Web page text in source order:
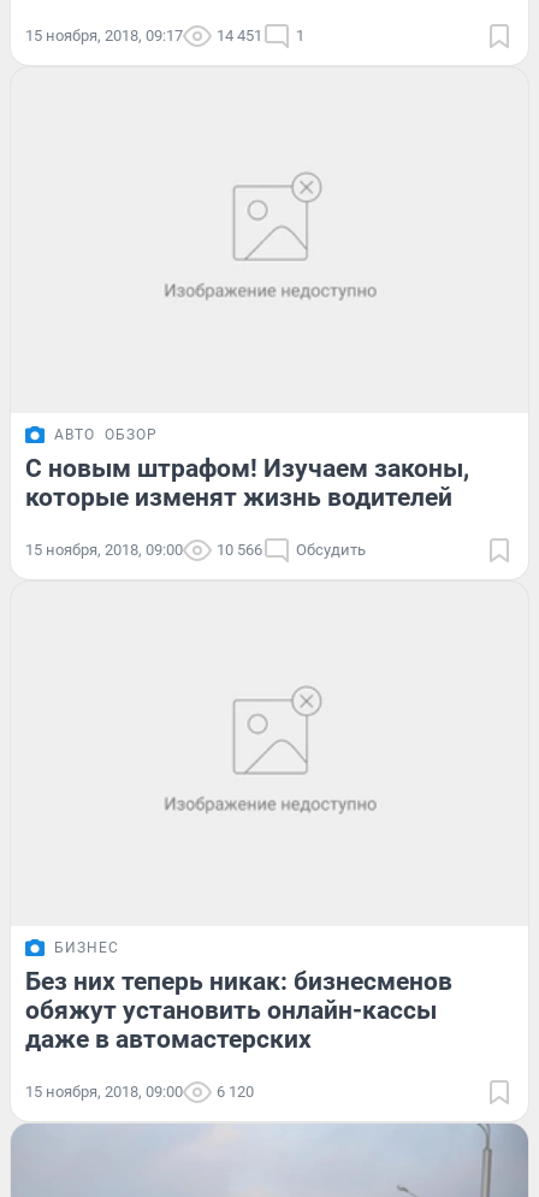
15 ноября, 2018, 09:17 14 451 1
АВТО ОБЗОР
С новым штрафом! Изучаем законы,
которые изменят жизнь водителей
15 ноября, 2018, 09:00 10 566 Обсудить
БИЗНЕС
Без них теперь никак: бизнесменов
обяжут установить онлайн-кассы
даже в автомастерских
15 ноября, 2018, 09:00 6 120